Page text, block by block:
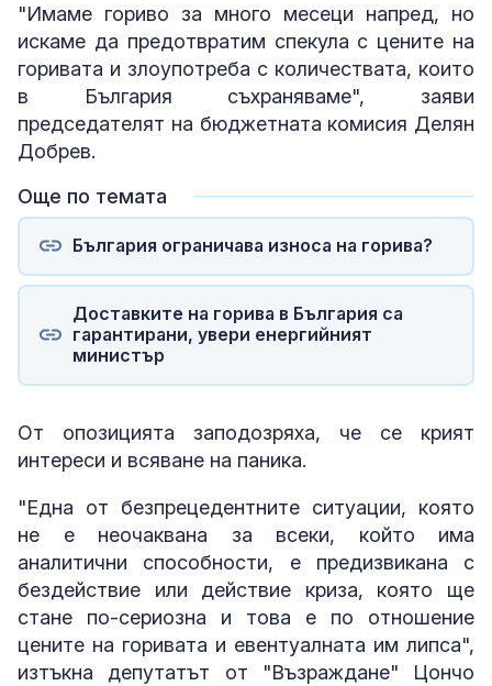
"Имаме гориво за много месеци напред, но
искаме да предотвратим спекула с цените на
горивата и злоупотреба с количествата, които
в България съхраняваме", заяви
председателят на бюджетната комисия Делян
Добрев.
Още по темата
България ограничава износа на горива?
Доставките на горива в България са
гарантирани, увери енергийният
министър
От опозицията заподозряха, че се крият
интереси и всяване на паника.
"Една от безпрецедентните ситуации, която
не е неочаквана за всеки, който има
аналитични способности, е предизвикана с
бездействие или действие криза, която ще
стане по-сериозна и това е по отношение
цените на горивата и евентуалната им липса",
изтъкна депутатът от "Възраждане" Цончо